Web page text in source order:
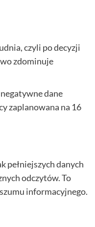
czyli po decyzji
zdominuje
dane
zaplanowana na 16
pełniejszych danych
odczytów. To
informacyjnego.